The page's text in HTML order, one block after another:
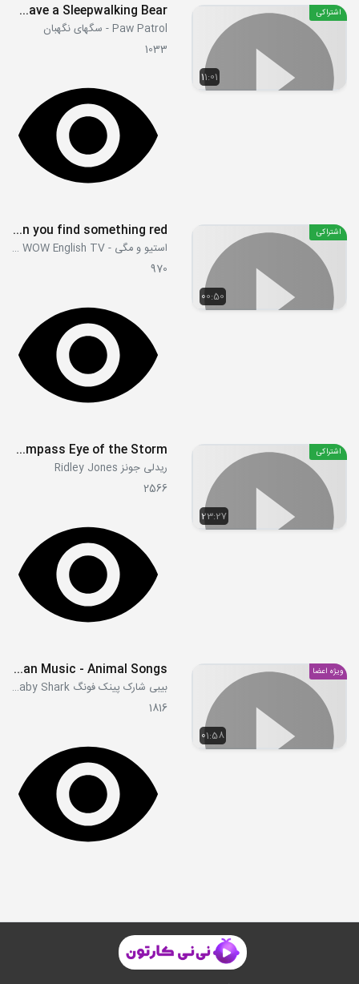
11:01
اشتراکی S04E09a - Pups Save a Sleepwalking Bear
Paw Patrol - سگهای نگهبان
1033
00:50
اشتراکی Colours! Can you find something red
استیو و مگی - Steve and Maggie WOW English TV
970
23:27
اشتراکی S02E04 - Compass Eye of the Storm
ریدلی جونز Ridley Jones
2566
01:58
ویژه اعضا Baby Shark Meets Traditional Korean Music - Animal Songs
بیبی شارک پینک فونگ Pink Fong Baby Shark
1816